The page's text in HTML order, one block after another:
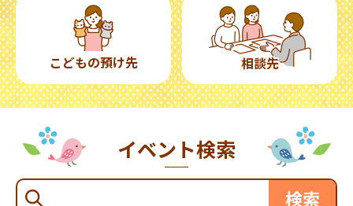
こどもの預け先 相談先
イベント検索